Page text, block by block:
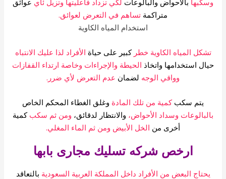
متراكمةتساهم في التعرض لعوائق.
استخدام المياه الكاوية
المياه الكاوية خطركبير على حياةالأفراد لذا عليك الانتباه
استخدامها واتخاذالحيطة والإجراءات وخاصة ارتداء القفازات
وواقي الوجهلضمانعدم التعرض لأي ضرر.
يتم سكبكمية من تلك المادةوغلق الغطاء المحكم الخاص
وسداد الأحواض،والانتظار لدقائق،ومن ثم سكبكمية
أخرى منالخل الأبيض ومن ثم الماء المغلي.
ارخص شركه تسليك مجارى بابها
البعض من الأفراد داخل المملكة العربية السعوديةبالتعاقد